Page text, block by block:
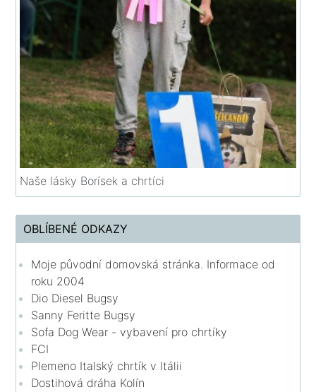
Naše lásky Borísek a chrtíci
OBLÍBENÉ ODKAZY
Moje původní domovská stránka. Informace od
roku 2004
Dio Diesel Bugsy
Sanny Feritte Bugsy
Sofa Dog Wear - vybavení pro chrtíky
FCI
Plemeno Italský chrtík v Itálii
Dostihová dráha Kolín